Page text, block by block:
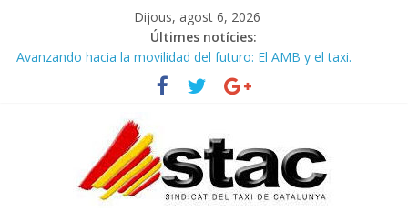
Dijous, agost 6, 2026
Últimes notícies:
Avanzando hacia la movilidad del futuro: El AMB y el taxi.
Programa de Radio TAXI LIBRE 29.07.2026 en COOLTURA FM.
STAC/ATC SOLICITAN TAULA TÈCNICA PARA MEJORAR LA
OPERATIVA DE ENTRADA EN EL PUERTO DE BARCELONA.
Programa de Radio TAXI LIBRE 22.07.2026 en COOLTURA FM.
Edición 385
COMUNICADO CONJUNTO STAC – ATC